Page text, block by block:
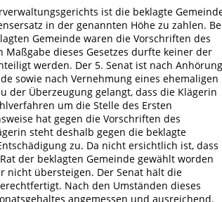
ist die beklagte
in der genannten Höhe zu zahlen.
Gemeinde waren die Vorschriften des
dieses Gesetzes durfte keiner der
werden. Der 5. Senat ist nach Anhörung
sowie nach Vernehmung eines ehemaligen
der Überzeugung gelangt, dass die Klägerin
um die Stelle des Ersten
hat gegen die Vorschriften des
steht deshalb gegen die beklagte
zu. Da nicht ersichtlich ist, dass
der beklagten Gemeinde gewählt worden
nicht übersteigen. Der Senat hält die
Nach den Umständen dieses
angemessen und ausreichend.